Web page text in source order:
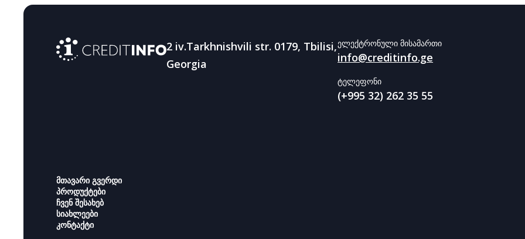
2 iv.Tarkhnishvili str. 0179, Tbilisi,
Georgia
ელექტრონული მისამართი
info@creditinfo.ge
ტელეფონი
(+995 32) 262 35 55
მთავარი გვერდი
პროდუქტები
ჩვენ შესახებ
სიახლეები
კონტაქტი